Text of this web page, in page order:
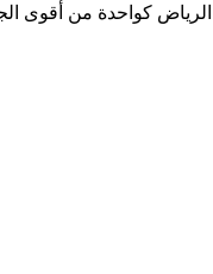
كواحدة من أقوى